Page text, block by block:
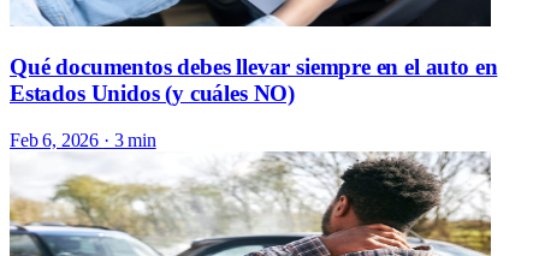
Qué documentos debes llevar siempre en el auto en
Estados Unidos (y cuáles NO)
Feb 6, 2026 · 3 min